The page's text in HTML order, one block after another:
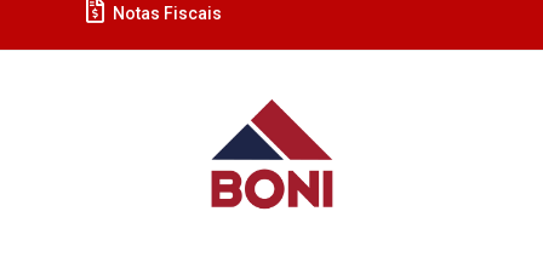
Notas Fiscais